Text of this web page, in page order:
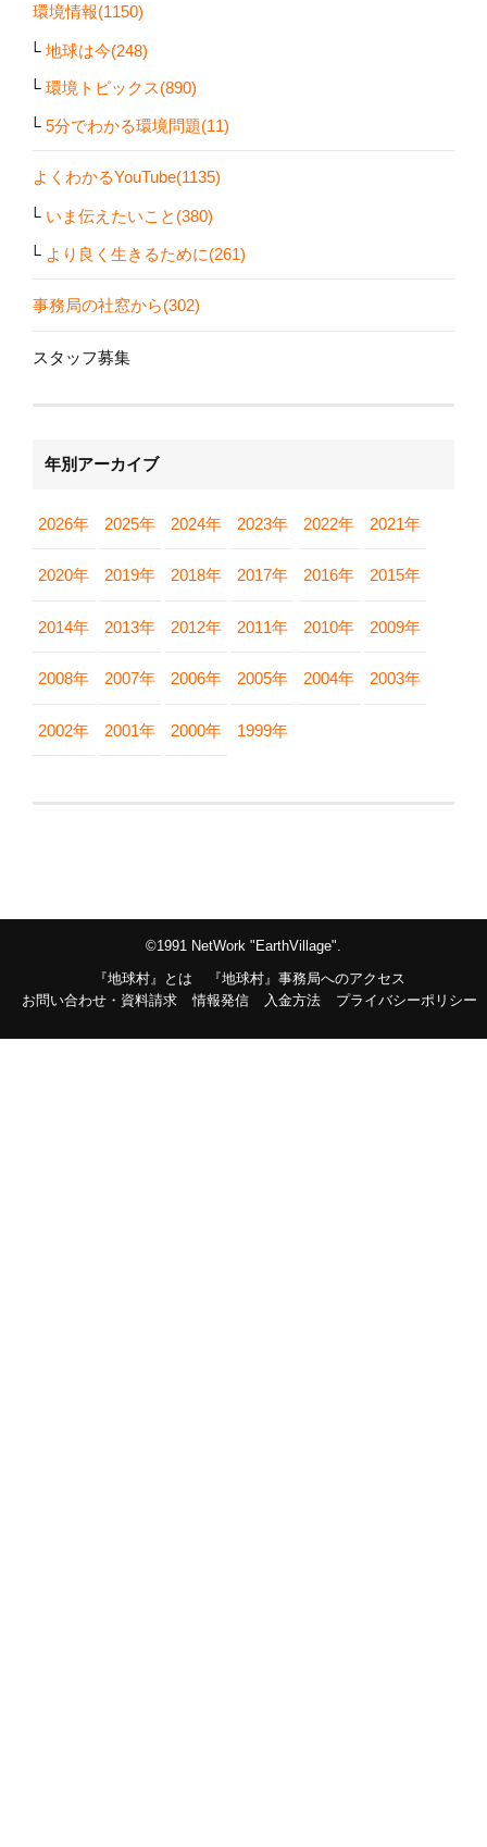
環境情報(1150)
地球は今(248)
環境トピックス(890)
5分でわかる環境問題(11)
よくわかるYouTube(1135)
いま伝えたいこと(380)
より良く生きるために(261)
事務局の社窓から(302)
スタッフ募集
年別アーカイブ
2026年 2025年 2024年 2023年 2022年 2021年
2020年 2019年 2018年 2017年 2016年 2015年
2014年 2013年 2012年 2011年 2010年 2009年
2008年 2007年 2006年 2005年 2004年 2003年
2002年 2001年 2000年 1999年
©1991 NetWork "EarthVillage".
『地球村』とは
『地球村』事務局へのアクセス
お問い合わせ・資料請求
情報発信 入金方法 プライバシーポリシー